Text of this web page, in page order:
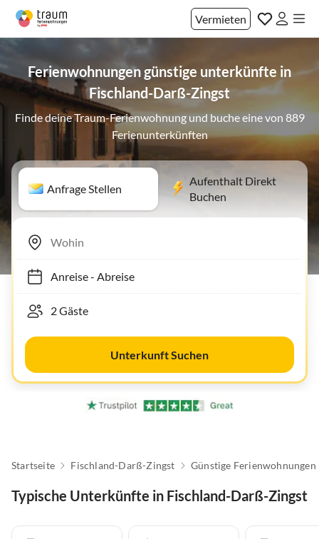
Vermieten
Ferienwohnungen günstige unterkünfte in
Fischland-Darß-Zingst
Finde deine Traum-Ferienwohnung und buche eine von 889
Ferienunterkünften
Anfrage Stellen
Aufenthalt Direkt
Buchen
Anreise- Abreise
Unterkunft Suchen
Startseite Fischland-Darß-Zingst Günstige Ferienwohnungen
Typische Unterkünfte in Fischland-Darß-Zingst